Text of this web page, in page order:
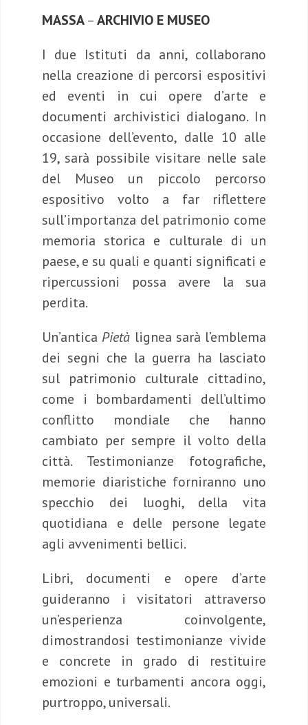
MASSA–ARCHIVIO E MUSEO
I due Istituti da anni, collaborano
nella creazione di percorsi espositivi
ed eventi in cui opere d’arte e
documenti archivistici dialogano. In
occasione dell’evento, dalle 10 alle
19, sarà possibile visitare nelle sale
del Museo un piccolo percorso
espositivo volto a far riflettere
sull’importanza del patrimonio come
memoria storica e culturale di un
paese, e su quali e quanti significati e
ripercussioni possa avere la sua
perdita.
Un’antica Pietà lignea sarà l’emblema
dei segni che la guerra ha lasciato
sul patrimonio culturale cittadino,
come i bombardamenti dell’ultimo
conflitto mondiale che hanno
cambiato per sempre il volto della
città. Testimonianze fotografiche,
memorie diaristiche forniranno uno
specchio dei luoghi, della vita
quotidiana e delle persone legate
agli avvenimenti bellici.
Libri, documenti e opere d’arte
guideranno i visitatori attraverso
un’esperienza coinvolgente,
dimostrandosi testimonianze vivide
e concrete in grado di restituire
emozioni e turbamenti ancora oggi,
purtroppo, universali.